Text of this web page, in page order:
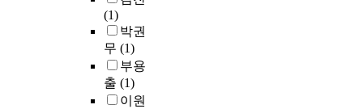
(1)
박권
무 (1)
부용
출 (1)
이원